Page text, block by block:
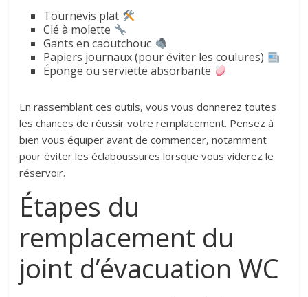
Tournevis plat
Clé à molette
Gants en caoutchouc
Papiers journaux (pour éviter les coulures)
Éponge ou serviette absorbante
En rassemblant ces outils, vous vous donnerez toutes
les chances de réussir votre remplacement. Pensez à
bien vous équiper avant de commencer, notamment
pour éviter les éclaboussures lorsque vous viderez le
réservoir.
Étapes du
remplacement du
joint d’évacuation WC